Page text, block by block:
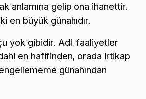
anlamına gelip ona ihanettir.
en büyük günahıdır.
yok gibidir. Adli faaliyetler
en hafifinden, orada irtikap
günahından